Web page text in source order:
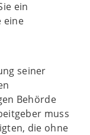
ein
eine
seiner
Behörde
muss
die ohne